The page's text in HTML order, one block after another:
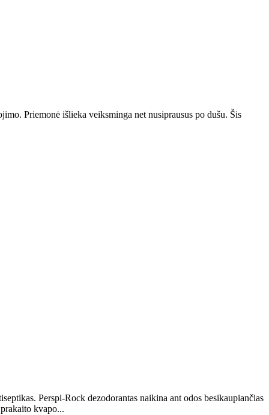
Priemonė išlieka veiksminga net nusiprausus po dušu. Šis
Perspi-Rock dezodorantas naikina ant odos besikaupiančias
kvapo...